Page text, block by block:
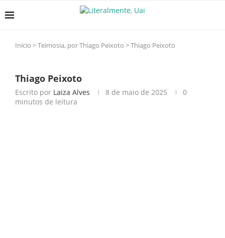
Início >Teimosia, por Thiago Peixoto >Thiago Peixoto
Thiago Peixoto
Escrito por Laiza Alves 8 de maio de 2025
0
minutos de leitura